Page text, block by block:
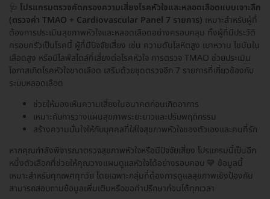
🩺 โปรแกรมตรวจคัดกรองความเสี่ยงโรคหัวใจและหลอดเลือดแบบเจาะลึก
(ตรวจค่า TMAO + Cardiovascular Panel 7 รายการ) เหมาะสำหรับผู้ที่
ต้องการประเมินสุขภาพหัวใจและหลอดเลือดอย่างครอบคลุม ทั้งผู้ที่มีประวัติ
ครอบครัวเป็นโรคนี้ ผู้ที่มีปัจจัยเสี่ยง เช่น ความดันโลหิตสูง เบาหวาน ไขมันใน
เลือดสูง หรือมีไลฟ์สไตล์ที่เสี่ยงต่อโรคหัวใจ การตรวจ TMAO ช่วยประเมิน
โอกาสเกิดโรคหัวใจขาดเลือด เสริมด้วยชุดตรวจอีก 7 รายการที่เกี่ยวข้องกับ
ระบบหลอดเลือด
ช่วยให้มองเห็นความเสี่ยงในอนาคตก่อนเกิดอาการ
เหมาะกับการวางแผนสุขภาพระยะยาวและปรับพฤติกรรม
สร้างความมั่นใจให้กับบุคคลที่ใส่ใจสุขภาพหัวใจของตัวเองและคนที่รัก
หากคุณกำลังพิจารณาตรวจสุขภาพหัวใจหรือมีปัจจัยเสี่ยง โปรแกรมนี้เป็นอีก
หนึ่งตัวเลือกที่ช่วยให้คุณวางแผนดูแลหัวใจได้อย่างรอบคอบ 💙 ข้อมูลนี้
เหมาะสำหรับทุกเพศทุกวัย โดยเฉพาะกลุ่มที่ต้องการดูแลสุขภาพเชิงป้องกัน
สามารถสอบถามข้อมูลเพิ่มเติมหรือขอคำปรึกษาก่อนได้ทุกเวลา